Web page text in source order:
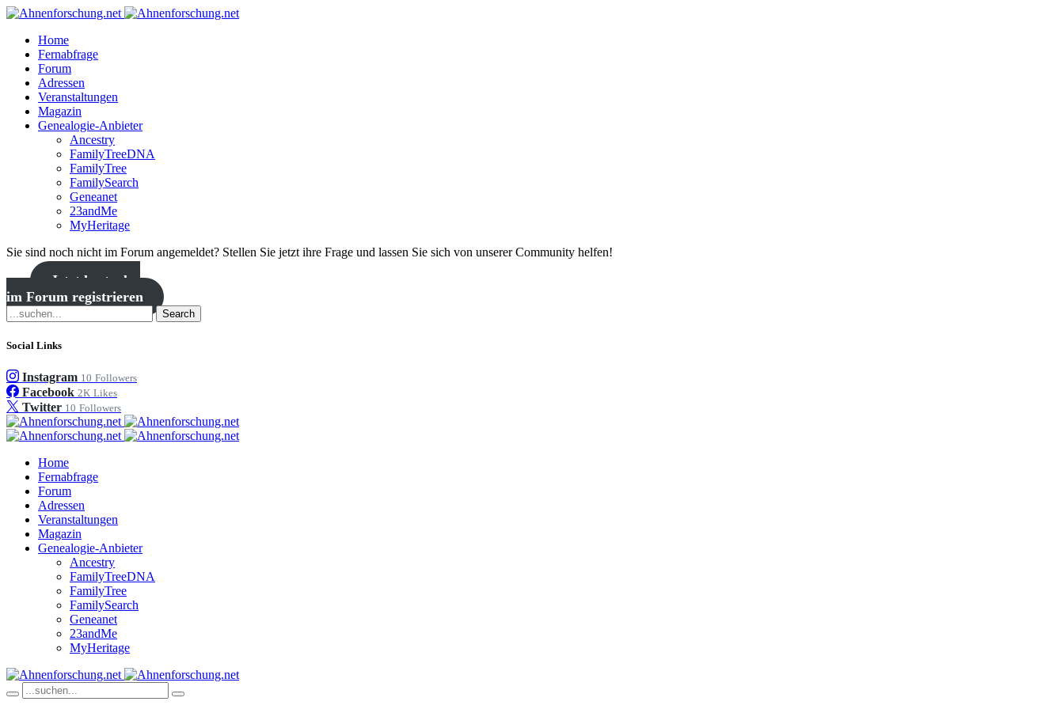
Home
Fernabfrage
Forum
Adressen
Veranstaltungen
Magazin
Genealogie-Anbieter
Ancestry
FamilyTreeDNA
FamilyTree
FamilySearch
Geneanet
23andMe
MyHeritage
Sie sind noch nicht im Forum angemeldet? Stellen Sie jetzt ihre Frage und lassen Sie sich von unserer Community helfen!
Jetzt kostenlos
im Forum registrieren
Search
Social Links
Instagram 10 Followers
Facebook 2K Likes
Twitter 10 Followers
Home
Fernabfrage
Forum
Adressen
Veranstaltungen
Magazin
Genealogie-Anbieter
Ancestry
FamilyTreeDNA
FamilyTree
FamilySearch
Geneanet
23andMe
MyHeritage